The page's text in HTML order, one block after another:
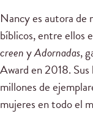
Nancy es autora de
bíblicos, entre ellos
creenyAdornadas,
Award en 2018.
millones de
mujeres en todo el